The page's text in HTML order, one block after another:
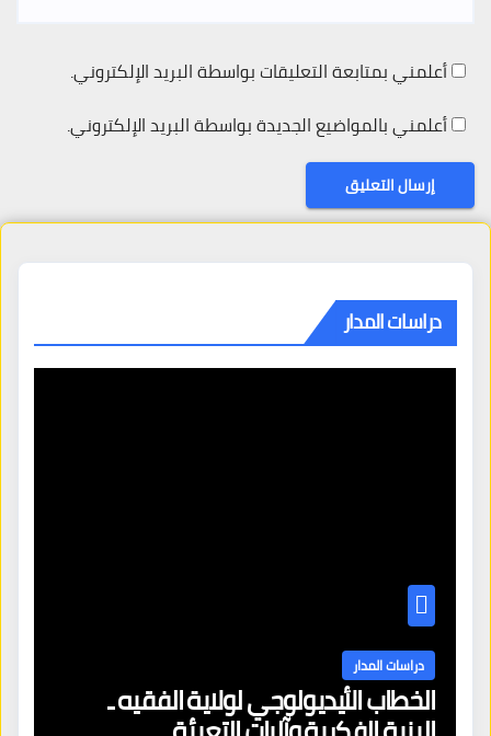
أعلمني بمتابعة التعليقات بواسطة البريد الإلكتروني.
أعلمني بالمواضيع الجديدة بواسطة البريد الإلكتروني.
دراسات المدار
دراسات المدار
الخطاب الأيديولوجي لولاية الفقيه ـ